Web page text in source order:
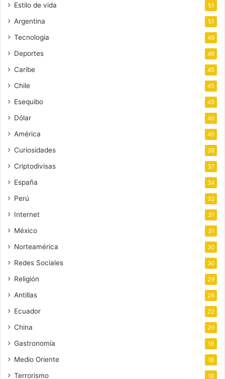
Estilo de vida 51
Argentina 51
Tecnologia 49
Deportes 46
Caribe 45
Chile 45
Esequibo 43
Dólar 40
América 40
Curiosidades 38
Criptodivisas 37
España 34
Perú 32
Internet 31
México 31
Norteamérica 30
Redes Sociales 30
Religión 29
Antillas 26
Ecuador 22
China 20
Gastronomía 19
Medio Oriente 18
Terrorismo 18